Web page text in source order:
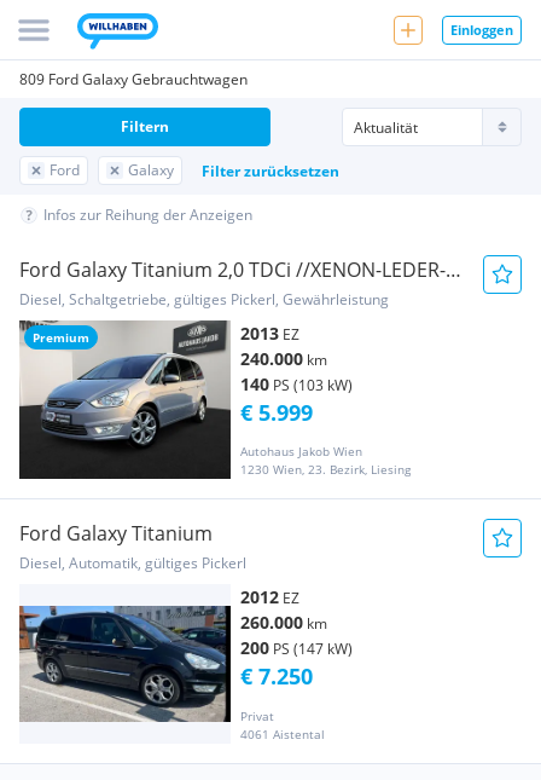
Einloggen
809 Ford Galaxy Gebrauchtwagen
Ford Galaxy Filter zurücksetzen
Filtern
Infos zur Reihung der Anzeigen
Premium
Ford Galaxy Titanium 2,0 TDCi //XENON-LEDER-7-
SITZER...
Diesel, Schaltgetriebe, gültiges Pickerl, Gewährleistung
2013 EZ
240.000 km
140 PS (103 kW)
Autohaus Jakob Wien
1230 Wien, 23. Bezirk, Liesing
€ 5.999
Ford Galaxy Titanium
Diesel, Automatik, gültiges Pickerl
2012 EZ
260.000 km
200 PS (147 kW)
Privat
4061 Aistental
€ 7.250